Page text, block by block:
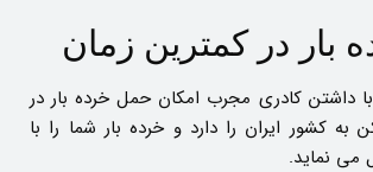
بار در کمترین زمان
داشتن کادری مجرب امکان حمل خرده بار در
به کشور ایران را دارد و خرده بار شما را با
می نماید.